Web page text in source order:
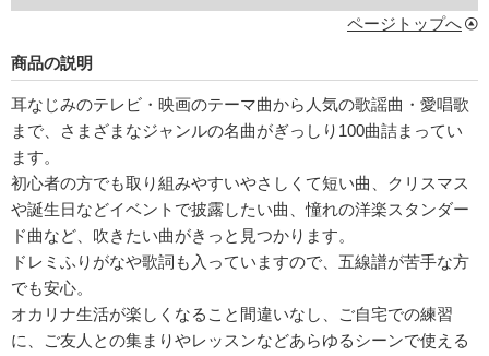
ページトップへ
商品の説明
耳なじみのテレビ・映画のテーマ曲から人気の歌謡曲・愛唱歌
まで、さまざまなジャンルの名曲がぎっしり100曲詰まってい
ます。
初心者の方でも取り組みやすいやさしくて短い曲、クリスマス
や誕生日などイベントで披露したい曲、憧れの洋楽スタンダー
ド曲など、吹きたい曲がきっと見つかります。
ドレミふりがなや歌詞も入っていますので、五線譜が苦手な方
でも安心。
オカリナ生活が楽しくなること間違いなし、ご自宅での練習
に、ご友人との集まりやレッスンなどあらゆるシーンで使える